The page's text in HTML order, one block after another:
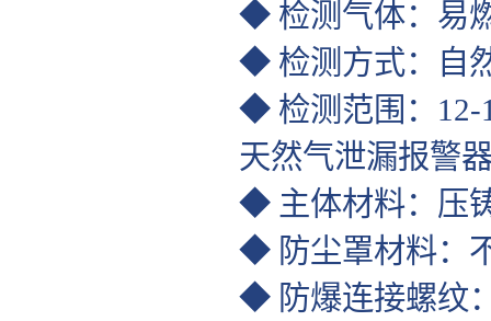
◆ 检测气体：易
◆ 检测方式：自
◆ 检测范围：12-
天然气泄漏报警
◆ 主体材料：压
◆ 防尘罩材料：
◆ 防爆连接螺纹